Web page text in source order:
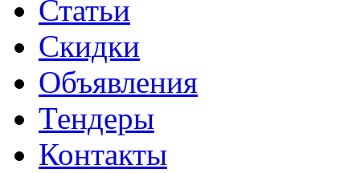
Статьи
Скидки
Объявления
Тендеры
Контакты